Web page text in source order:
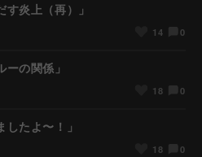
炎上（再）」
14 0
の関係」
18 0
たよ〜！」
18 0